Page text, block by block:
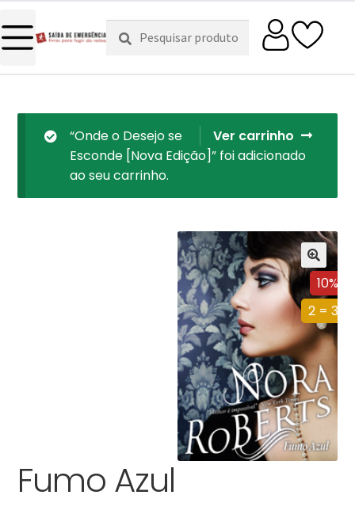
Pesquisar
por:
Pesquisa
Ver carrinho
“Onde o Desejo se
Esconde [Nova Edição]” foi adicionado
ao seu carrinho.
10%
2 = 3
Fumo Azul